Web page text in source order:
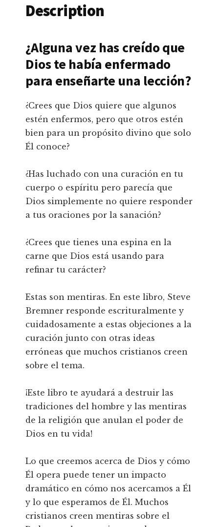
Description
¿Alguna vez has creído que
Dios te había enfermado
para enseñarte una lección?
¿Crees que Dios quiere que algunos
estén enfermos, pero que otros estén
bien para un propósito divino que solo
Él conoce?
¿Has luchado con una curación en tu
cuerpo o espíritu pero parecía que
Dios simplemente no quiere responder
a tus oraciones por la sanación?
¿Crees que tienes una espina en la
carne que Dios está usando para
refinar tu carácter?
Estas son mentiras. En este libro, Steve
Bremner responde escrituralmente y
cuidadosamente a estas objeciones a la
curación junto con otras ideas
erróneas que muchos cristianos creen
sobre el tema.
¡Este libro te ayudará a destruir las
tradiciones del hombre y las mentiras
de la religión que anulan el poder de
Dios en tu vida!
Lo que creemos acerca de Dios y cómo
Él opera puede tener un impacto
dramático en cómo nos acercamos a Él
y lo que esperamos de Él. Muchos
cristianos creen mentiras sobre el